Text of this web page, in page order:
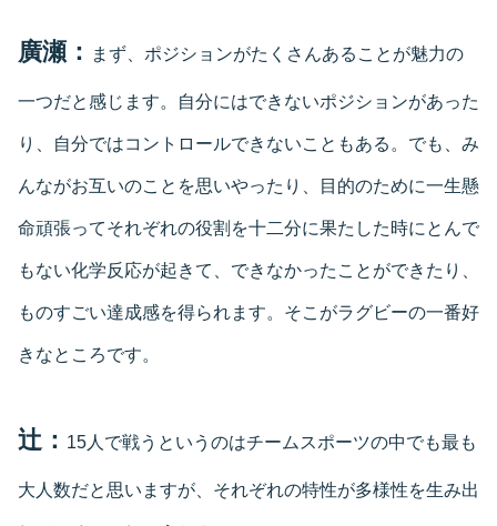
廣瀬： まず、ポジションがたくさんあることが魅力の
一つだと感じます。自分にはできないポジションがあった
り、自分ではコントロールできないこともある。でも、み
んながお互いのことを思いやったり、目的のために一生懸
命頑張ってそれぞれの役割を十二分に果たした時にとんで
もない化学反応が起きて、できなかったことができたり、
ものすごい達成感を得られます。そこがラグビーの一番好
きなところです。
辻： 15人で戦うというのはチームスポーツの中でも最も
大人数だと思いますが、それぞれの特性が多様性を生み出